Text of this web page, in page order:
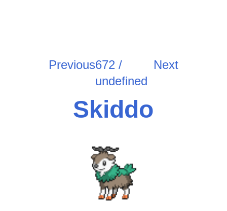
Previous672 /
undefined
Next
Skiddo